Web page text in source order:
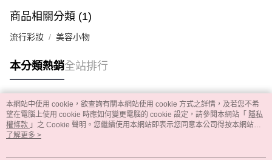
商品相關分類 (1)
流行彩妝 美容小物
本分類熱銷全站排行
熱門標籤
本網站中使用 cookie，欲查詢有關本網站使用 cookie 方式之詳情，及若您不希
望在電腦上使用 cookie 時應如何變更電腦的 cookie 設定，請參閱本網站「 隱私
權條款 」之 Cookie 聲明。您繼續使用本網站即表示您同意本公司得按本網站使
用條款之 Cookie 聲明使用 cookie。
了解更多 >